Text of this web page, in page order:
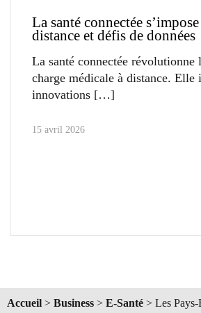
La santé connectée
distance et défis de données
La santé connectée révolutionne
charge médicale à distance. Elle
innovations
15 avril 2026
Accueil > Business > E-Santé > Les Pays-